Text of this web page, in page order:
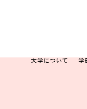
大学について 学